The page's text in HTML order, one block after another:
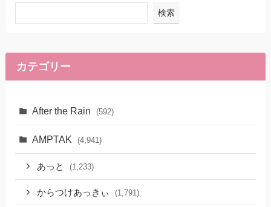
検索
カテゴリー
After the Rain (592)
AMPTAK (4,941)
あっと (1,233)
からつけあっきぃ (1,791)